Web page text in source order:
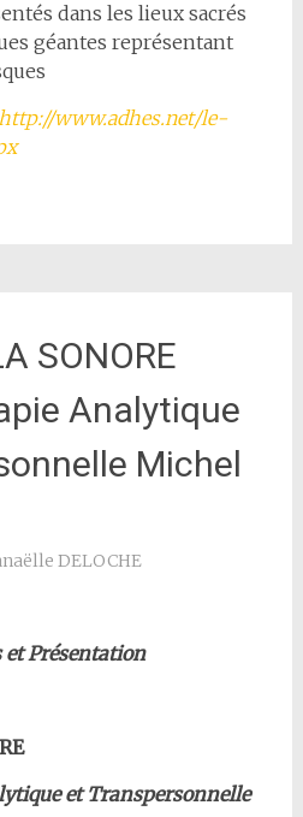
dans les lieux sacrés
géantes représentant
www.adhes.net/le-
SONORE
Analytique
Michel
DELOCHE
et Présentation
et Transpersonnelle